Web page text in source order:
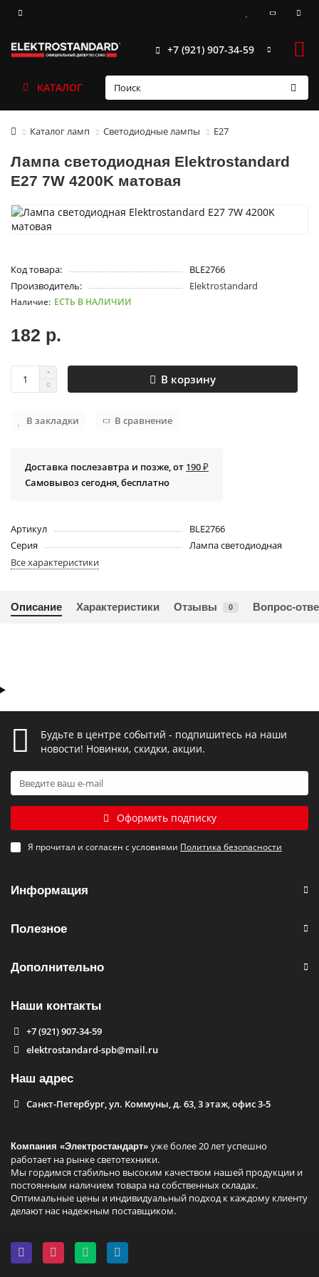
+7 (921) 907-34-59
КАТАЛОГ
Каталог ламп Светодиодные лампы Е27
Лампа светодиодная Elektrostandard
E27 7W 4200K матовая
Код товара:
BLE2766
Производитель:
Elektrostandard
ЕСТЬ В НАЛИЧИИ
182 р.
В корзину
В закладки В сравнение
Доставка послезавтра и позже, от 190 ₽
Самовывоз сегодня, бесплатно
Артикул
BLE2766
Серия
Лампа светодиодная
Все характеристики
Описание Характеристики Отзывы 0 Вопрос-
Будьте в центре событий - подпишитесь на наши
новости! Новинки, скидки, акции.
Оформить подписку
Я прочитал и согласен с условиями Политика безопасности
Информация
Полезное
Дополнительно
Наши контакты
+7 (921) 907-34-59
elektrostandard-spb@mail.ru
Наш адрес
Санкт-Петербург, ул. Коммуны, д. 63, 3 этаж, офис 3-5
Компания «Электростандарт» уже более 20 лет успешно
работает на рынке светотехники.
Мы гордимся стабильно высоким качеством нашей продукции и
постоянным наличием товара на собственных складах.
Оптимальные цены и индивидуальный подход к каждому клиенту
делают нас надежным поставщиком.